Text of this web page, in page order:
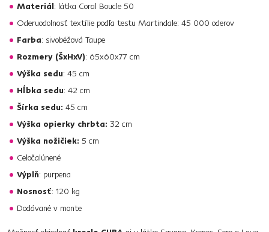
Materiál: látka Coral Boucle 50
Oderuodolnosť textílie podľa testu Martindale: 45 000 oderov
Farba: sivobéžová Taupe
Rozmery (ŠxHxV): 65x60x77 cm
Výška sedu: 45 cm
Hĺbka sedu: 42 cm
Šírka sedu: 45 cm
Výška opierky chrbta: 32 cm
Výška nožičiek: 5 cm
Celočalúnené
Výplň: purpena
Nosnosť: 120 kg
Dodávané v monte